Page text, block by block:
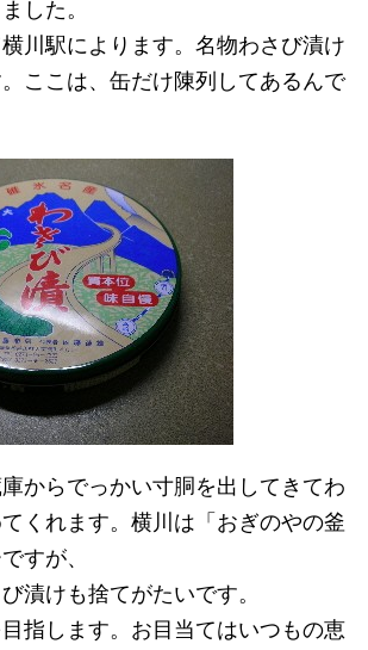
した。
川駅によります。名物わさび漬け
ここは、缶だけ陳列してあるんで
からでっかい寸胴を出してきてわ
くれます。横川は「おぎのやの釜
すが、
漬けも捨てがたいです。
指します。お目当てはいつもの恵